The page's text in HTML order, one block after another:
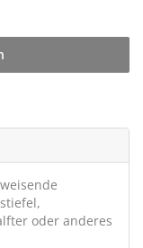
oder anderes